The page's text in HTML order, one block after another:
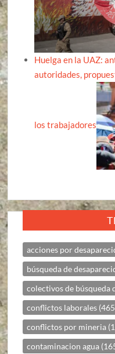
Huelga en la UAZ:
autoridades,
los trabajadores
acciones por
búsqueda de
colectivos de búsqueda
conflictos laborales
conflictos por mineria
contaminacion agua